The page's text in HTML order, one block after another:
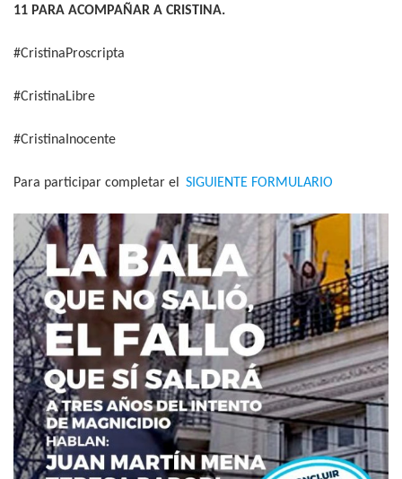
11 PARA ACOMPAÑAR A CRISTINA.
#CristinaProscripta
#CristinaLibre
#CristinaInocente
Para participar completar el SIGUIENTE FORMULARIO